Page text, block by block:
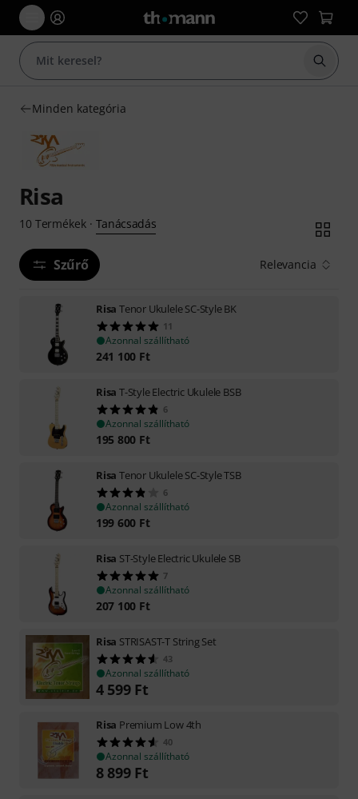
Minden kategória
Risa
10 Termékek· Tanácsadás
Szűrő Relevancia
Risa Tenor Ukulele SC-Style BK
11
Azonnal szállítható
241 100 Ft
Risa T-Style Electric Ukulele BSB
6
Azonnal szállítható
195 800 Ft
Risa Tenor Ukulele SC-Style TSB
6
Azonnal szállítható
199 600 Ft
Risa ST-Style Electric Ukulele SB
7
Azonnal szállítható
207 100 Ft
Risa STRISAST-T String Set
43
Azonnal szállítható
4 599 Ft
Risa Premium Low 4th
40
Azonnal szállítható
8 899 Ft